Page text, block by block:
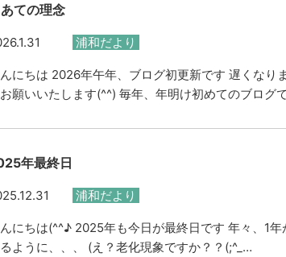
ての理念
浦和だより
にちは 2026年午年、ブログ初更新です 遅くなり
お願いいたします(^^) 毎年、年明け初めてのブログ
年最終日
浦和だより
にちは(^^♪ 2025年も今日が最終日です 年々、1
ように、、、 (え？老化現象ですか？？(;^_…